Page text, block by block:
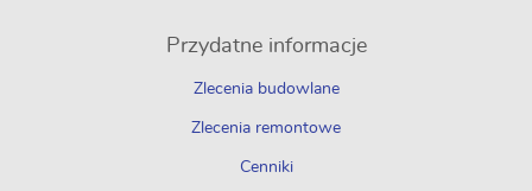
Przydatne informacje
Zlecenia budowlane
Zlecenia remontowe
Cenniki